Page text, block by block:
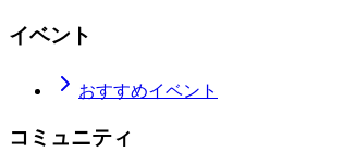
イベント
おすすめイベント
コミュニティ